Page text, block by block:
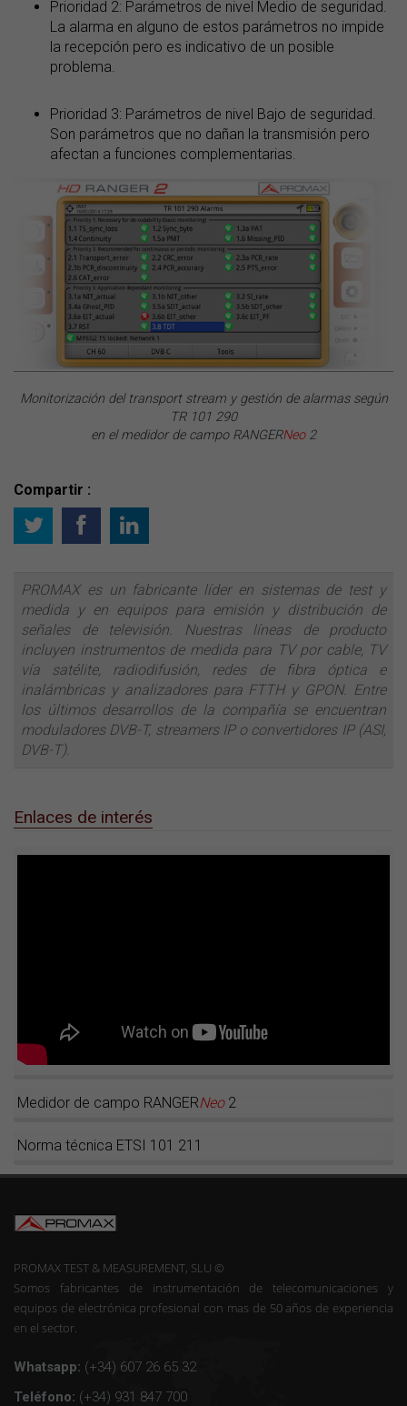
Prioridad 2: Parámetros de nivel Medio de seguridad.
La alarma en alguno de estos parámetros no impide
la recepción pero es indicativo de un posible
problema.
Prioridad 3: Parámetros de nivel Bajo de seguridad.
Son parámetros que no dañan la transmisión pero
afectan a funciones complementarias.
Monitorización del transport streamy gestión de alarmas según
TR 101 290
en el medidor de campo RANGERNeo2
Compartir :
PROMAX es un fabricante líder en sistemas de test y
medida y en equipos para emisión y distribución de
señales de televisión. Nuestras líneas de producto
incluyen instrumentos de medida para TV por cable, TV
vía satélite, radiodifusión, redes de fibra óptica e
inalámbricas y analizadores para FTTH y GPON. Entre
los últimos desarrollos de la compañía se encuentran
moduladores DVB-T, streamers IP o convertidores IP (ASI,
DVB-T).
Enlaces de interés
Medidor de campo RANGERNeo2
Norma técnica ETSI 101 211
PROMAX TEST & MEASUREMENT, SLU ©
Somos fabricantes de instrumentación de telecomunicaciones y
equipos de electrónica profesional con mas de 50 años de experiencia
en el sector.
Whatsapp: (+34) 607 26 65 32
Teléfono: (+34) 931 847 700